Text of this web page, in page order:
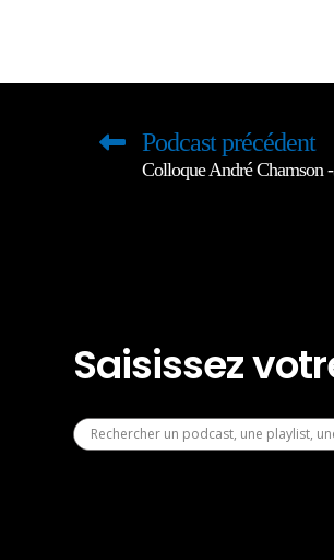
Podcast précédent
Colloque André Chamson
Saisissez